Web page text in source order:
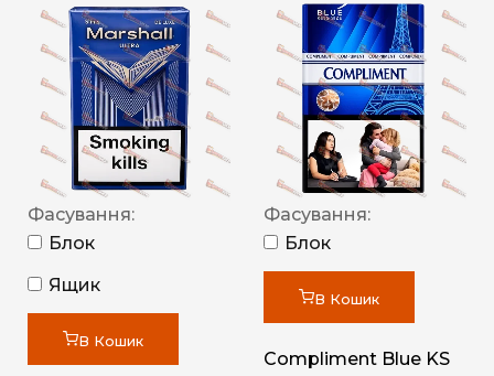
Фасування:
Блок
Ящик
В Кошик
Фасування:
Блок
В Кошик
Compliment Blue KS